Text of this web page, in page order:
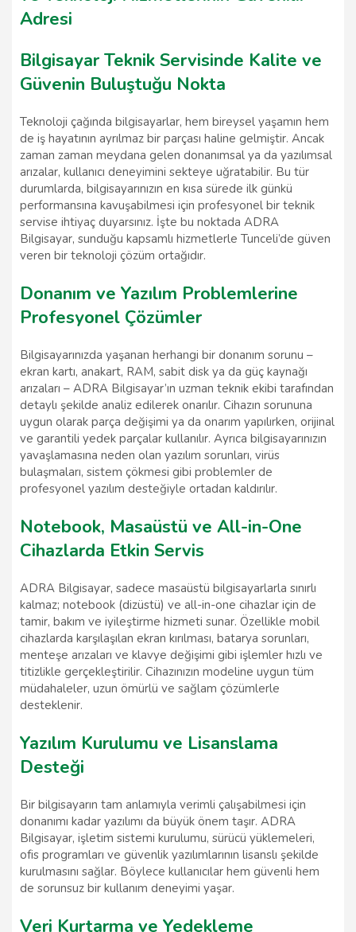
Adresi
Bilgisayar Teknik Servisinde Kalite ve
Güvenin Buluştuğu Nokta
Teknoloji çağında bilgisayarlar, hem bireysel yaşamın hem
de iş hayatının ayrılmaz bir parçası haline gelmiştir. Ancak
zaman zaman meydana gelen donanımsal ya da yazılımsal
arızalar, kullanıcı deneyimini sekteye uğratabilir. Bu tür
durumlarda, bilgisayarınızın en kısa sürede ilk günkü
performansına kavuşabilmesi için profesyonel bir teknik
servise ihtiyaç duyarsınız. İşte bu noktada ADRA
Bilgisayar, sunduğu kapsamlı hizmetlerle Tunceli’de güven
veren bir teknoloji çözüm ortağıdır.
Donanım ve Yazılım Problemlerine
Profesyonel Çözümler
Bilgisayarınızda yaşanan herhangi bir donanım sorunu –
ekran kartı, anakart, RAM, sabit disk ya da güç kaynağı
arızaları – ADRA Bilgisayar’ın uzman teknik ekibi tarafından
detaylı şekilde analiz edilerek onarılır. Cihazın sorununa
uygun olarak parça değişimi ya da onarım yapılırken, orijinal
ve garantili yedek parçalar kullanılır. Ayrıca bilgisayarınızın
yavaşlamasına neden olan yazılım sorunları, virüs
bulaşmaları, sistem çökmesi gibi problemler de
profesyonel yazılım desteğiyle ortadan kaldırılır.
Notebook, Masaüstü ve All-in-One
Cihazlarda Etkin Servis
ADRA Bilgisayar, sadece masaüstü bilgisayarlarla sınırlı
kalmaz; notebook (dizüstü) ve all-in-one cihazlar için de
tamir, bakım ve iyileştirme hizmeti sunar. Özellikle mobil
cihazlarda karşılaşılan ekran kırılması, batarya sorunları,
menteşe arızaları ve klavye değişimi gibi işlemler hızlı ve
titizlikle gerçekleştirilir. Cihazınızın modeline uygun tüm
müdahaleler, uzun ömürlü ve sağlam çözümlerle
desteklenir.
Yazılım Kurulumu ve Lisanslama
Desteği
Bir bilgisayarın tam anlamıyla verimli çalışabilmesi için
donanımı kadar yazılımı da büyük önem taşır. ADRA
Bilgisayar, işletim sistemi kurulumu, sürücü yüklemeleri,
ofis programları ve güvenlik yazılımlarının lisanslı şekilde
kurulmasını sağlar. Böylece kullanıcılar hem güvenli hem
de sorunsuz bir kullanım deneyimi yaşar.
Veri Kurtarma ve Yedekleme